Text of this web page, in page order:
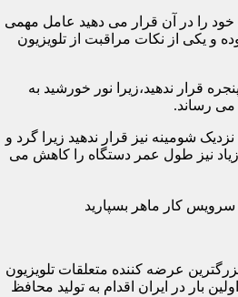
خود را در آن قرار می دهید عامل مهمی
و یکی از نکات مراقبت از تلویزیون
قرار ندهید،زیرا نور خورشید به
می رساند.
شومینه نیز قرار ندهید زیرا گرد و
نیز طول عمر دستگاه را کاهش می
عرضه کننده متعلقات تلویزیون
در سال ۱۳۸۹ برای اولین بار در ایران اقدام به تولید محافظ